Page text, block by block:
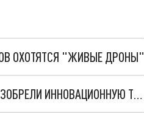
ОХОТЯТСЯ "ЖИВЫЕ ДРОНЫ"
ОСТАНОВИТЬ КРОВЬ ЗА ОДНУ МИНУТУ: УЧЁНЫЕ ИЗ ПЕТЕРБУРГА ИЗОБРЕЛИ ИННОВАЦИОННУЮ ТКАНЬ ИЗ ХИТОЗАНА